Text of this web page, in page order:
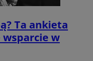
Ta ankieta
wsparcie w